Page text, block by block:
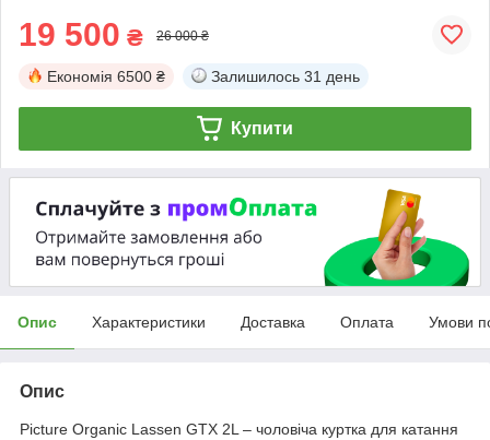
19 500 ₴ 26 000 ₴
Економія 6500 ₴ Залишилось 31 день
Купити
Опис Характеристики Доставка Оплата Умови
Опис
Picture Organic Lassen GTX 2L – чоловіча куртка для катання